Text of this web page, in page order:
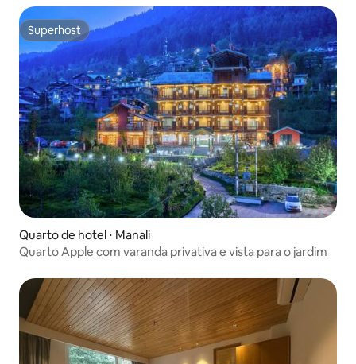
Superhost
Superhost
Quarto de hotel ⋅ Manali
Quarto Apple com varanda privativa e vista para o jardim